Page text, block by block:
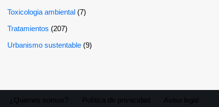
Toxicologia ambiental (7)
Tratamientos (207)
Urbanismo sustentable (9)
¿Quienes somos? Política de privacidad Aviso legal